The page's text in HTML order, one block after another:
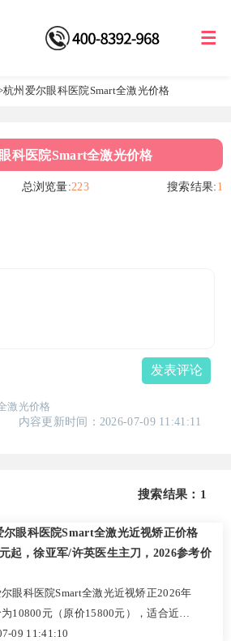
杭州爱尔眼科医院Smart全激光价格
科医院Smart全激光价格
总浏览量:223 搜索结果: 1
发表评论
激光价格
内容更新时间：2026-07-09 11:41:11
搜索结果：1
尔眼科医院Smart全激光近视矫正价格
起，徐亚军/许英医生主刀，2026参考价
眼科医院Smart全激光近视矫正2026年
10800元（原价15800元），适合近视
、散光600度以下患者，采用德国阿
09 11:41:10